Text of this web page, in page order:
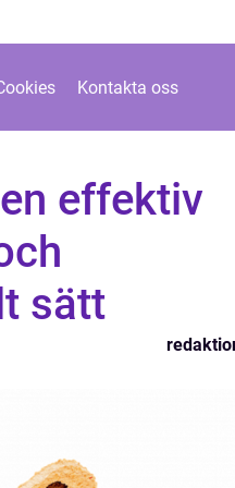
Kontakta oss
effektiv
sätt